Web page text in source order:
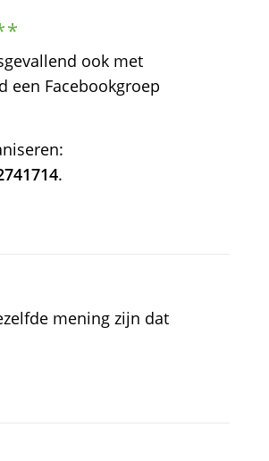
ook met
een Facebookgroep
.
mening zijn dat